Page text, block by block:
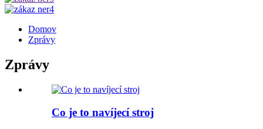
Domov
Zprávy
Zprávy
Co je to navíjecí stroj